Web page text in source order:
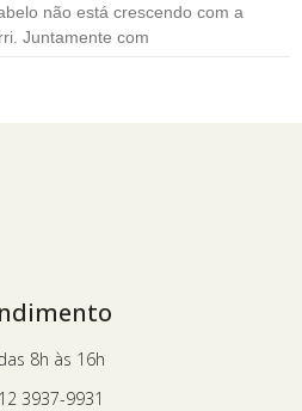
não está crescendo com a
Juntamente com
8h às 16h
12 3937-9931